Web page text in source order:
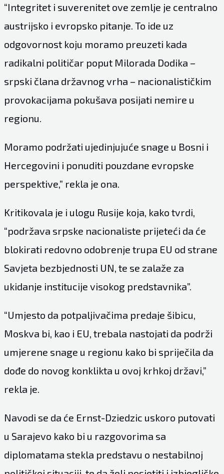
“Integritet i suverenitet ove zemlje je centralno
austrijsko i evropsko pitanje. To ide uz
odgovornost koju moramo preuzeti kada
radikalni političar poput Milorada Dodika –
srpski člana državnog vrha – nacionalističkim
provokacijama pokušava posijati nemire u
regionu.
Moramo podržati ujedinjujuće snage u Bosni i
Hercegovini i ponuditi pouzdane evropske
perspektive,” rekla je ona.
Kritikovala je i ulogu Rusije koja, kako tvrdi,
“podržava srpske nacionaliste prijeteći da će
blokirati redovno odobrenje trupa EU od strane
Savjeta bezbjednosti UN, te se zalaže za
ukidanje institucije visokog predstavnika”.
“Umjesto da potpaljivačima predaje šibicu,
Moskva bi, kao i EU, trebala nastojati da podrži
umjerene snage u regionu kako bi spriječila da
dođe do novog konklikta u ovoj krhkoj državi,”
rekla je.
Navodi se da će Ernst-Dziedzic uskoro putovati
u Sarajevo kako bi u razgovorima sa
diplomatama stekla predstavu o nestabilnoj